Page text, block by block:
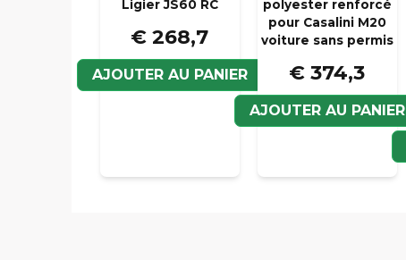
Ligier JS60 RC
€ 268,7
AJOUTER AU PANIER
polyester renforcé
pour Casalini M20
voiture sans permis
€ 374,3
AJOUTER AU PANIER